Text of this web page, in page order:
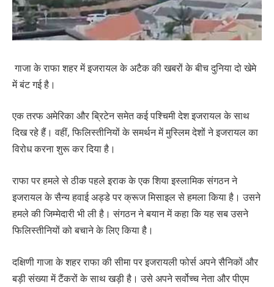
गाजा के राफा शहर में इजरायल के अटैक की खबरों के बीच दुनिया दो खेमे
में बंट गई है।
एक तरफ अमेरिका और ब्रिटेन समेत कई पश्चिमी देश इजरायल के साथ
दिख रहे हैं। वहीं, फिलिस्तीनियों के समर्थन में मुस्लिम देशों ने इजरायल का
विरोध करना शुरू कर दिया है।
राफा पर हमले से ठीक पहले इराक के एक शिया इस्लामिक संगठन ने
इजरायल के सैन्य हवाई अड्डे पर क्रूज मिसाइल से हमला किया है। उसने
हमले की जिम्मेदारी भी ली है। संगठन ने बयान में कहा कि यह सब उसने
फिलिस्तीनियों को बचाने के लिए किया है।
दक्षिणी गाजा के शहर राफा की सीमा पर इजरायली फोर्स अपने सैनिकों और
बड़ी संख्या में टैंकरों के साथ खड़ी है। उसे अपने सर्वोच्च नेता और पीएम